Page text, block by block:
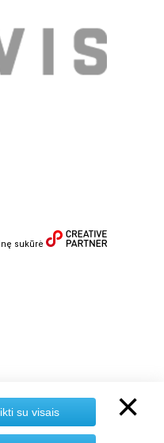
sukūrė
su visais ×